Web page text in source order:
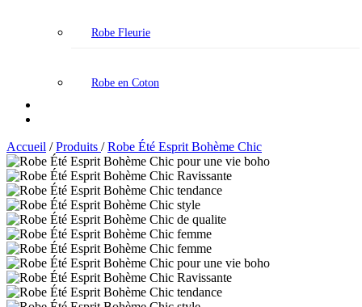
Robe Fleurie
Robe en Coton
Accueil / Produits / Robe Été Esprit Bohème Chic